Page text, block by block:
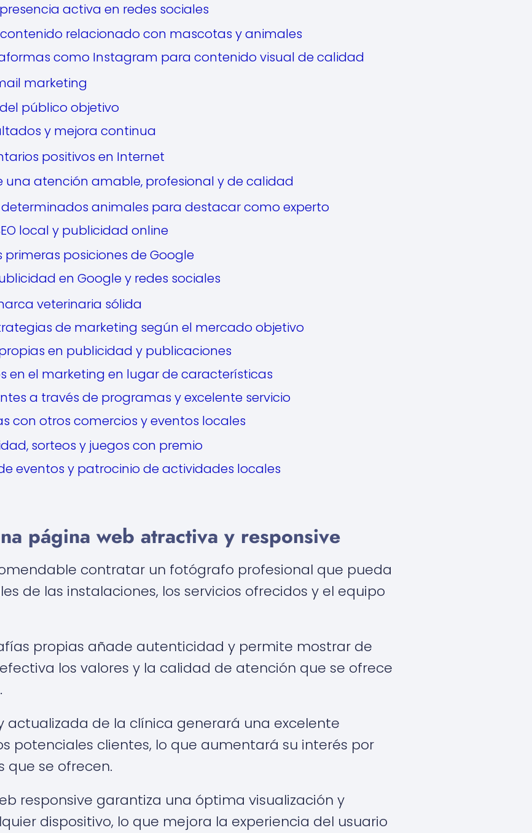
activa en redes sociales
relacionado con mascotas y animales
como Instagram para contenido visual de calidad
marketing
público objetivo
y mejora continua
positivos en Internet
una atención amable, profesional y de calidad
determinados animales para destacar como experto
local y publicidad online
primeras posiciones de Google
en Google y redes sociales
veterinaria sólida
de marketing según el mercado objetivo
en publicidad y publicaciones
en el marketing en lugar de características
a través de programas y excelente servicio
con otros comercios y eventos locales
sorteos y juegos con premio
eventos y patrocinio de actividades locales
página web atractiva y responsive
contratar un fotógrafo profesional que pueda
de las instalaciones, los servicios ofrecidos y el equipo
propias añade autenticidad y permite mostrar de
los valores y la calidad de atención que se ofrece
actualizada de la clínica generará una excelente
potenciales clientes, lo que aumentará su interés por
que se ofrecen.
responsive garantiza una óptima visualización y
dispositivo, lo que mejora la experiencia del usuario